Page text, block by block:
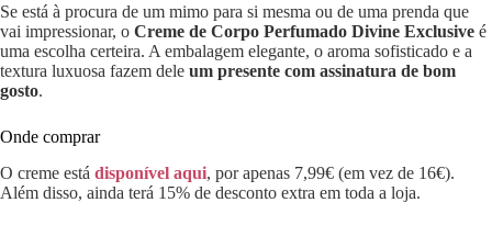
Se está à procura de um mimo para si mesma ou de uma prenda que
vai impressionar, o Creme de Corpo Perfumado Divine Exclusive é
uma escolha certeira. A embalagem elegante, o aroma sofisticado e a
textura luxuosa fazem dele um presente com assinatura de bom
gosto.
Onde comprar
O creme está disponível aqui, por apenas 7,99€ (em vez de 16€).
Além disso, ainda terá 15% de desconto extra em toda a loja.